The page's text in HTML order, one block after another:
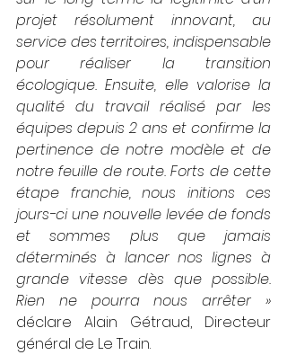
projet résolument innovant, au
service des territoires, indispensable
pour réaliser la transition
écologique. Ensuite, elle valorise la
qualité du travail réalisé par les
équipes depuis 2 ans et confirme la
pertinence de notre modèle et de
notre feuille de route. Forts de cette
étape franchie, nous initions ces
jours-ci une nouvelle levée de fonds
et sommes plus que jamais
déterminés à lancer nos lignes à
grande vitesse dès que possible.
Rien ne pourra nous arrêter »
déclare Alain Gétraud, Directeur
général de Le Train.